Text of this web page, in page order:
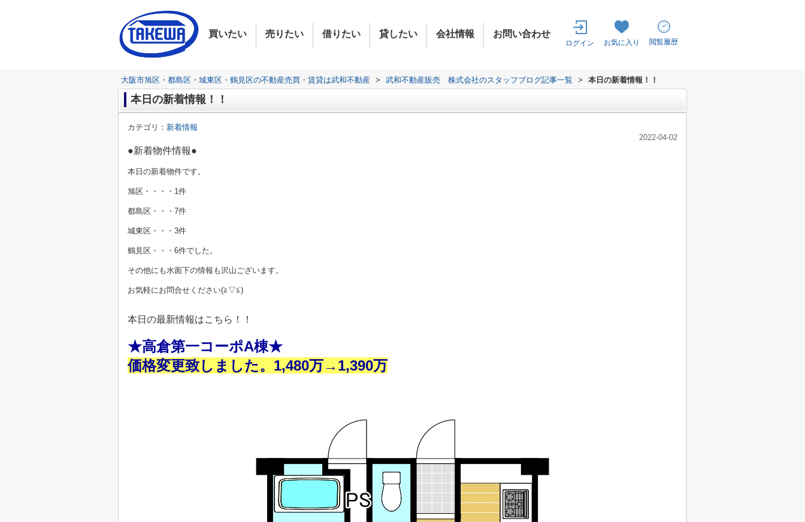
買いたい 売りたい 借りたい 貸したい 会社情報 お問い合わせ
ログイン お気に入り 閲覧履歴
大阪市旭区・都島区・城東区・鶴見区の不動産売買・賃貸は武和不動産 > 武和不動産販売 株式会社のスタッフブログ記事一覧 > 本日の新着情報！！
本日の新着情報！！
カテゴリ： 新着情報
2022-04-02
●新着物件情報●
本日の新着物件です。
旭区・・・・1件
都島区・・・7件
城東区・・・3件
鶴見区・・・6件でした。
その他にも水面下の情報も沢山ございます。
お気軽にお問合せください(≧▽≦)
本日の最新情報はこちら！！
★高倉第一コーポA棟★
価格変更致しました。1,480万→1,390万